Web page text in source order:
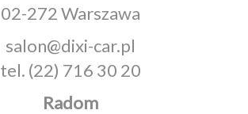
02-272 Warszawa
salon@dixi-car.pl
tel. (22) 716 30 20
Radom